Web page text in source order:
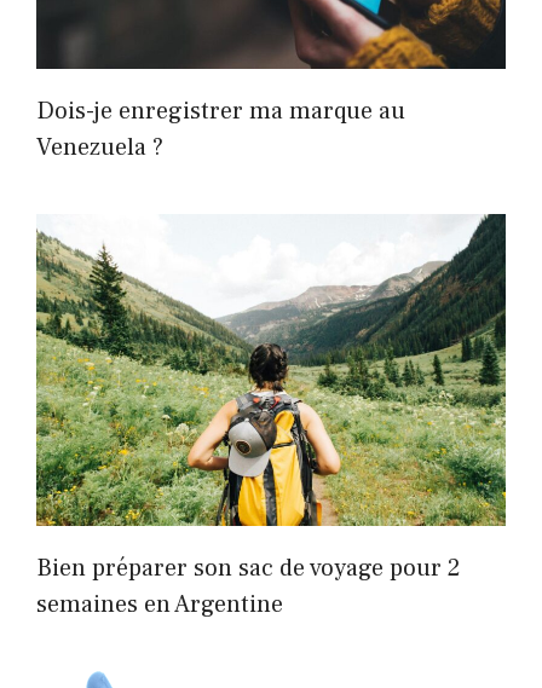
Dois-je enregistrer ma marque au
Venezuela ?
Bien préparer son sac de voyage pour 2
semaines en Argentine